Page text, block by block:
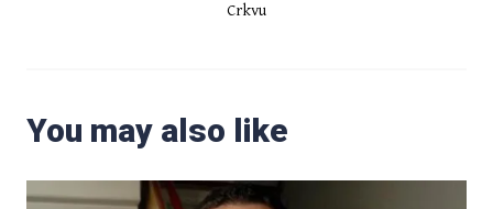
Crkvu
You may also like